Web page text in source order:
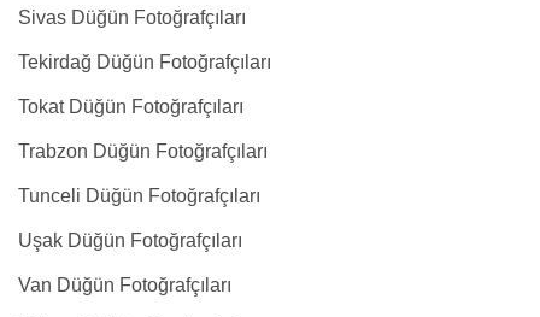
Sivas Düğün Fotoğrafçıları
Tekirdağ Düğün Fotoğrafçıları
Tokat Düğün Fotoğrafçıları
Trabzon Düğün Fotoğrafçıları
Tunceli Düğün Fotoğrafçıları
Uşak Düğün Fotoğrafçıları
Van Düğün Fotoğrafçıları